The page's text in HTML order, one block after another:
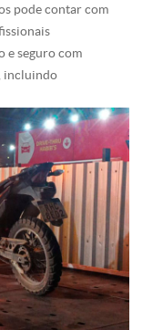
pode contar com
e seguro com
incluindo